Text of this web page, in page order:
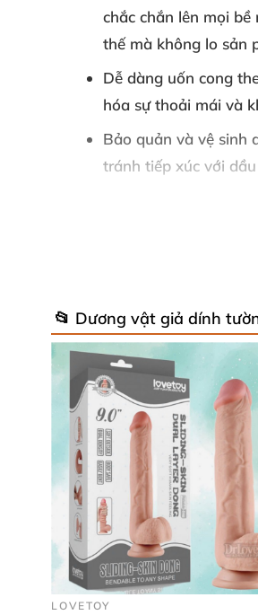
chắc chắn lên mọi bề
thế mà không lo sản
Dễ dàng uốn cong
hóa sự thoải mái và
Bảo quản và vệ sinh
tránh tiếp xúc với
Màu sắc:Màu da tự
Đế hút:Có thể tháo
Lovetoy 9 inch không chỉ
này thực sự là lựa chọn
Mua sản phẩm dương
Nếu bạn đang tìm kiếm
chơi tình dụcuy tín
.
tại websitecủa DrLoves
📂 Dương vật giả dính
LOVETOY